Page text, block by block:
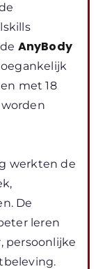
AnyBody
met 18
werkten de
De
leren
persoonlijke